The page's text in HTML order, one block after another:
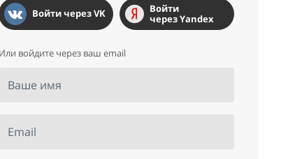
Войти через VK
Войти
через Yandex
Или войдите через ваш email
Ваше имя
Email